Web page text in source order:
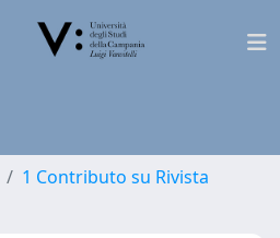
1 Contributo su Rivista